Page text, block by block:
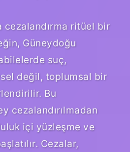
cezalandırma ritüel bir
Güneydoğu
suç,
değil, toplumsal bir
Bu
cezalandırılmadan
içi yüzleşme ve
Cezalar,